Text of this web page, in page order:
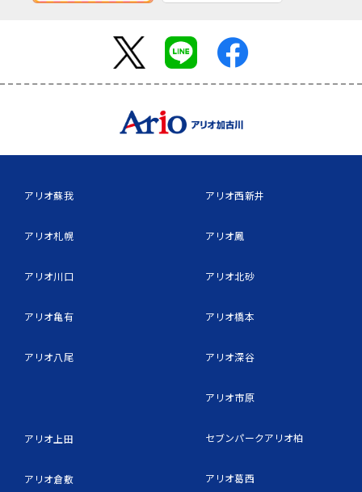
アリオ蘇我
アリオ札幌
アリオ川口
アリオ亀有
アリオ八尾
アリオ上田
アリオ倉敷
アリオ西新井
アリオ鳳
アリオ北砂
アリオ橋本
アリオ深谷
アリオ市原
セブンパークアリオ柏
アリオ葛西